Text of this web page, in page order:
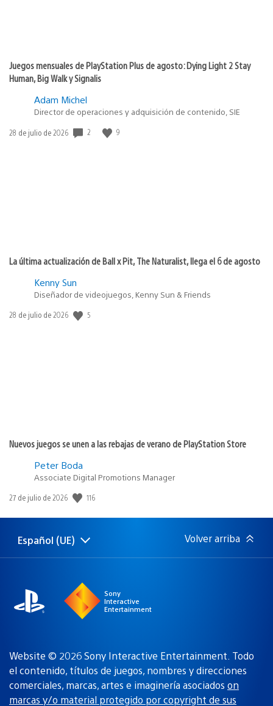
Juegos mensuales de PlayStation Plus de agosto: Dying Light 2 Stay
Human, Big Walk y Signalis
Adam Michel
Director de operaciones y adquisición de contenido, SIE
Fecha
28 de julio de 2026 2 9
La última actualización de Ball x Pit, The Naturalist, llega el 6 de agosto
Kenny Sun
Diseñador de videojuegos, Kenny Sun & Friends
Fecha
28 de julio de 2026 5
Nuevos juegos se unen a las rebajas de verano de PlayStation Store
Peter Boda
Associate Digital Promotions Manager
Fecha
publicación:
27 de julio de 2026 116
Selecciona
una
Región
actual:
Español (UE) Volver arriba
Sony
Interactive
Entertainment
Website © 2026 Sony Interactive Entertainment. Todo
el contenido, títulos de juegos, nombres y direcciones
comerciales, marcas, artes e imaginería asociados on
marcas y/o material protegido por copyright de sus